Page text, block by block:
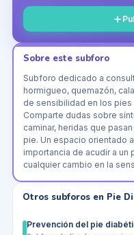
Sobre este subforo
Subforo dedicado a
hormigueo, quemazón,
de sensibilidad en los
Comparte dudas sobre
caminar, heridas que
pie. Un espacio orientado
importancia de acudir a
cualquier cambio en la
Otros subforos en Pie
Prevención del pie